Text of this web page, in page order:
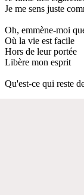
Je me sens juste
Oh, emmène-moi
Où la vie est facile
Hors de leur portée
Libère mon esprit
Qu'est-ce qui reste